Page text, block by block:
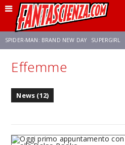
SPIDER-MAN: BRAND NEW DAY SUPERGIRL
FRANCO RICCIARDIELLO
Effemme
News (12)